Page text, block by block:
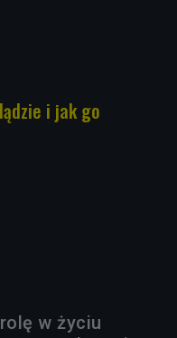
i jak go
w życiu